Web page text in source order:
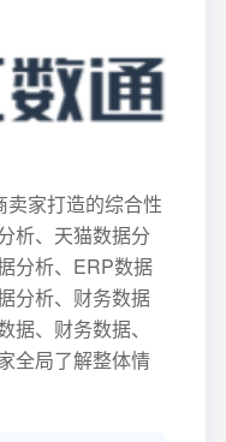
家打造的综合性
析、天猫数据分
分析、ERP数据
分析、财务数据
、财务数据、
全局了解整体情